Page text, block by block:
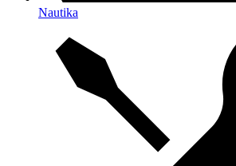
Nautika